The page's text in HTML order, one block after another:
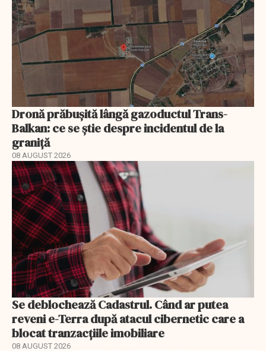
Dronă prăbușită lângă gazoductul Trans-
Balkan: ce se știe despre incidentul de la
graniță
08 AUGUST 2026
Se deblochează Cadastrul. Când ar putea
reveni e-Terra după atacul cibernetic care a
blocat tranzacțiile imobiliare
08 AUGUST 2026